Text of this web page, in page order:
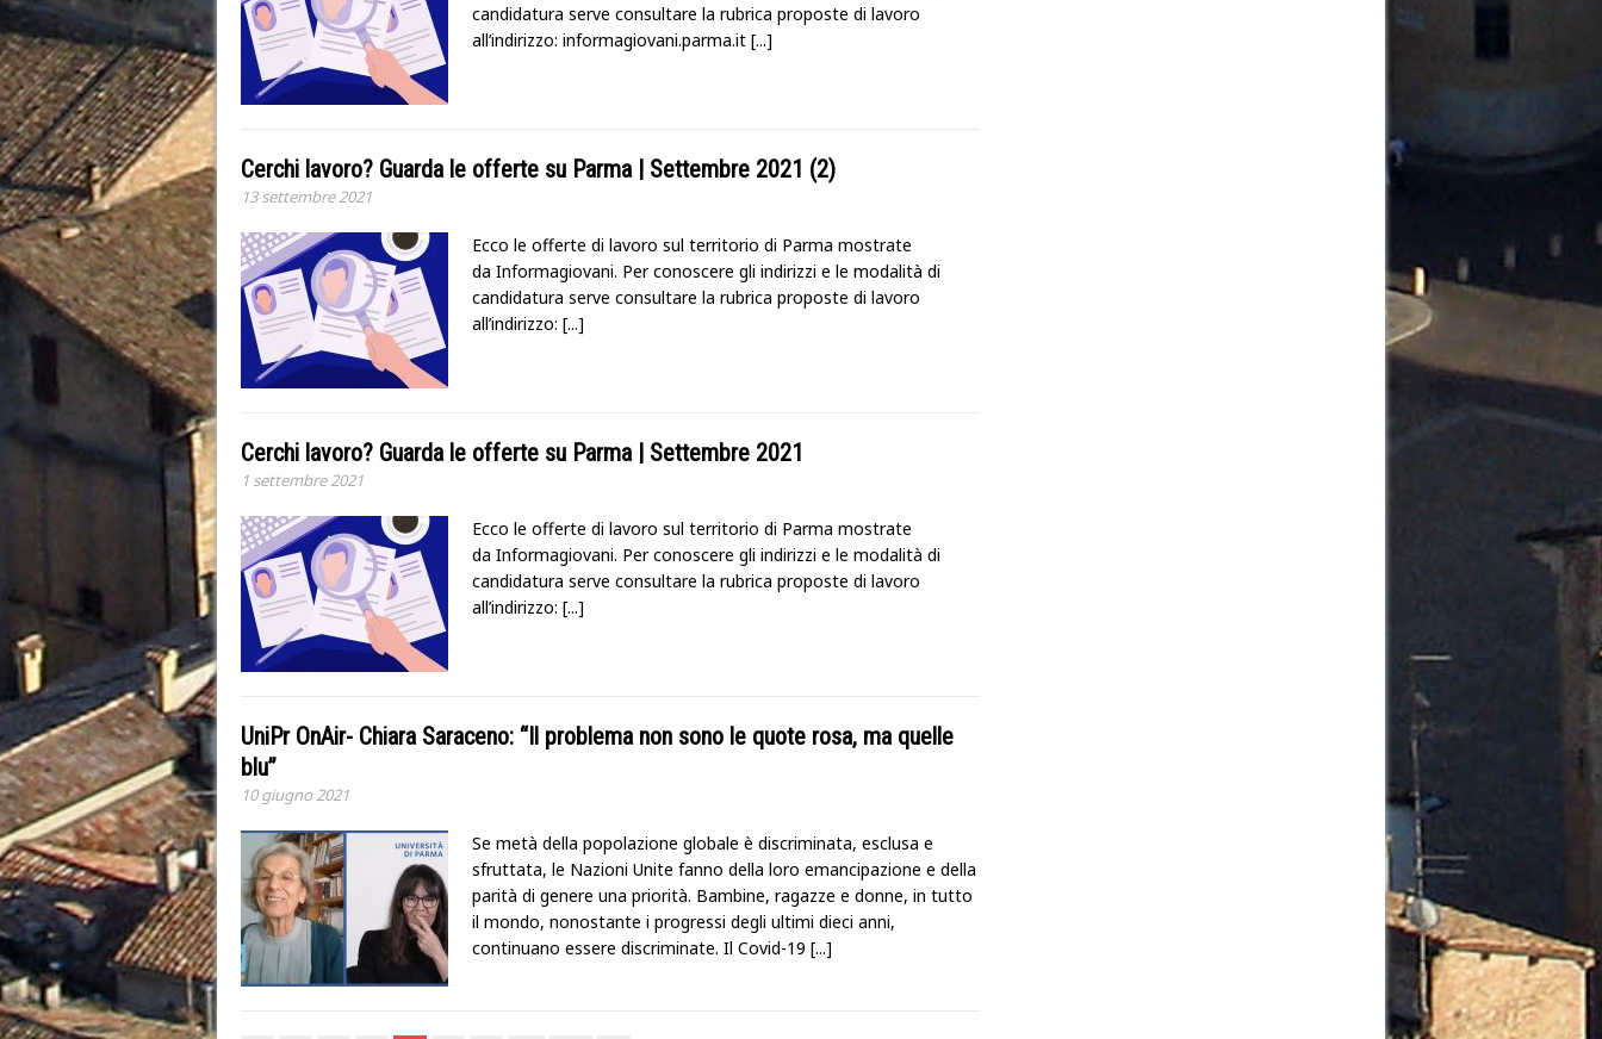
candidatura serve consultare la rubrica proposte di lavoro
all’indirizzo: informagiovani.parma.it [...]
Cerchi lavoro? Guarda le offerte su Parma | Settembre 2021 (2)
13 settembre 2021
Ecco le offerte di lavoro sul territorio di Parma mostrate
da Informagiovani. Per conoscere gli indirizzi e le modalità di
candidatura serve consultare la rubrica proposte di lavoro
all’indirizzo: [...]
Cerchi lavoro? Guarda le offerte su Parma | Settembre 2021
1 settembre 2021
Ecco le offerte di lavoro sul territorio di Parma mostrate
da Informagiovani. Per conoscere gli indirizzi e le modalità di
candidatura serve consultare la rubrica proposte di lavoro
all’indirizzo: [...]
UniPr OnAir- Chiara Saraceno: “Il problema non sono le quote rosa, ma quelle
blu”
10 giugno 2021
Se metà della popolazione globale è discriminata, esclusa e
sfruttata, le Nazioni Unite fanno della loro emancipazione e della
parità di genere una priorità. Bambine, ragazze e donne, in tutto
il mondo, nonostante i progressi degli ultimi dieci anni,
continuano essere discriminate. Il Covid-19 [...]